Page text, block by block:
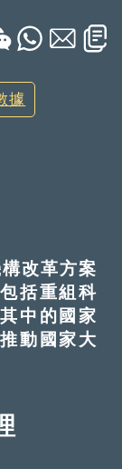
據
改革方案
括重組科
中的國家
動國家大